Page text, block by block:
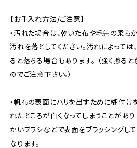
【お手入れ方法/ご注意】
・汚れた場合は、乾いた布や毛先の柔ら
汚れを落としてください。汚れによっては
ると落ちる場合もあります。 （強く擦る
のでご注意下さい。）
・帆布の表面にハリを出すために糊付け
れたところが白くなってしまうことがあり
かいブラシなどで表面をブラッシングして
なります。